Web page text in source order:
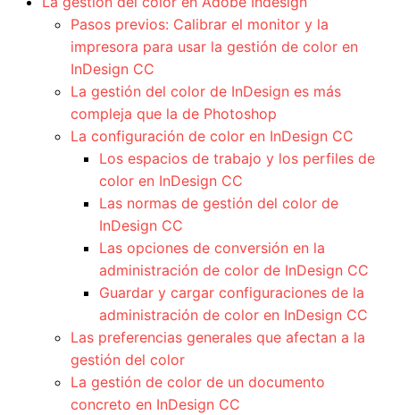
Pasos previos: Calibrar el monitor y la
impresora para usar la gestión de color en
InDesign CC
La gestión del color de InDesign es más
compleja que la de Photoshop
La configuración de color en InDesign CC
Los espacios de trabajo y los perfiles de
color en InDesign CC
Las normas de gestión del color de
InDesign CC
Las opciones de conversión en la
administración de color de InDesign CC
Guardar y cargar configuraciones de la
administración de color en InDesign CC
Las preferencias generales que afectan a la
gestión del color
La gestión de color de un documento
concreto en InDesign CC